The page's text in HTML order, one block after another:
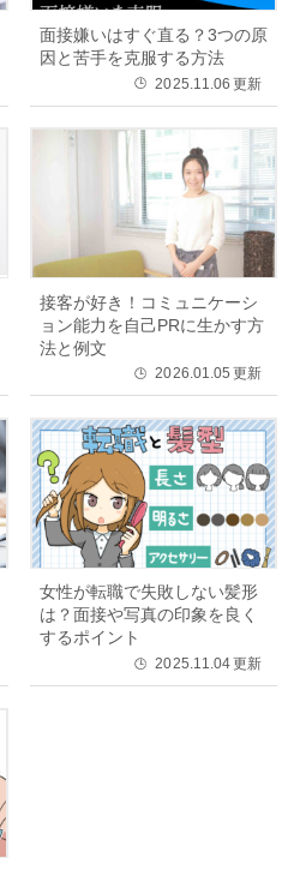
面接嫌いはすぐ直る？3つの原
因と苦手を克服する方法
🕒 2025.11.06 更新
接客が好き！コミュニケーシ
ョン能力を自己PRに生かす方
法と例文
🕒 2026.01.05 更新
女性が転職で失敗しない髪形
は？面接や写真の印象を良く
するポイント
🕒 2025.11.04更新